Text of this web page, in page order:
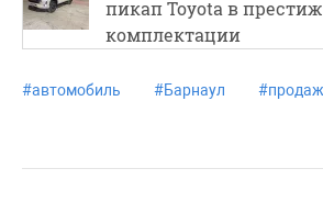
пикап Toyota в
комплектации
#автомобиль #Барнаул #